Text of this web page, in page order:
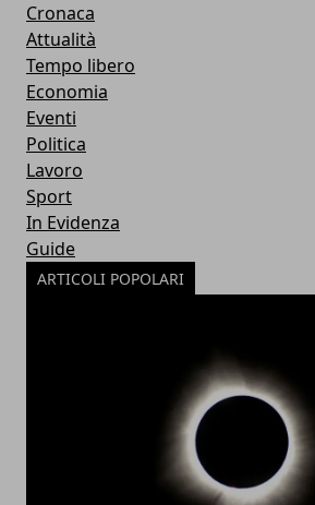
Cronaca
Attualità
Tempo libero
Economia
Eventi
Politica
Lavoro
Sport
In Evidenza
Guide
ARTICOLI POPOLARI